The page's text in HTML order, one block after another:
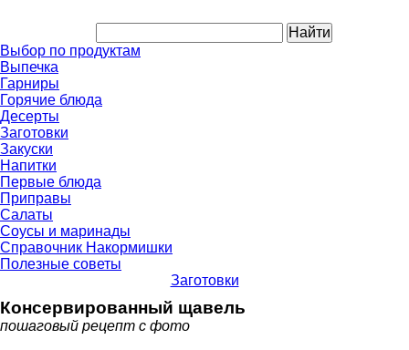
Выбор по продуктам
Выпечка
Гарниры
Горячие блюда
Десерты
Заготовки
Закуски
Напитки
Первые блюда
Приправы
Салаты
Соусы и маринады
Справочник Накормишки
Полезные советы
Заготовки
Консервированный щавель
пошаговый рецепт с фото